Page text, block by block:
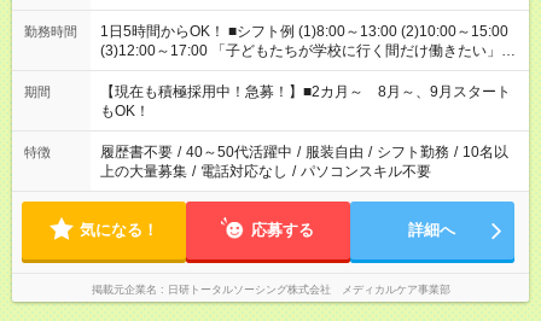
勤務時間
1日5時間からOK！ ■シフト例 (1)8:00～13:00 (2)10:00～15:00
(3)12:00～17:00 「子どもたちが学校に行く間だけ働きたい」
「余裕を持って夕飯の準備がしたい」 「午前中は働いて、午後
はプライベートの時間にしたい」 など、ご希望を教えてくださ
いね。 ※Wワーク希望の方へ 今ご覧のお仕事で希望する勤務時
間と、もう1つのお仕事の勤務時間。 合計で週40時間を超える
場合は応募できません。
期間
【現在も積極採用中！急募！】■2カ月～ 8月～、9月スタート
もOK！
特徴 履歴書不要 / 40～50代活躍中 / 服装自由 / シフト勤務 / 10名以
上の大量募集 / 電話対応なし / パソコンスキル不要
気になる！ 応募する 詳細へ
掲載元企業名 日研トータルソーシング株式会社 メディカルケア事業部